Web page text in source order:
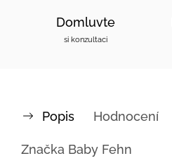
Domluvte
si konzultaci
Popis Hodnocení
Značka Baby Fehn